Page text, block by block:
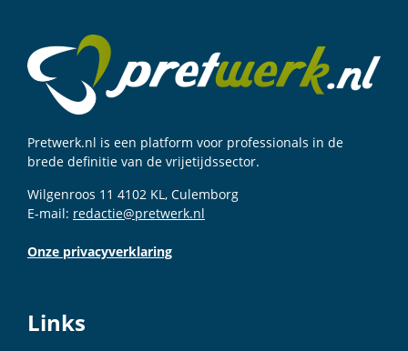
Pretwerk.nl is een platform voor professionals in de
brede definitie van de vrijetijdssector.
Wilgenroos 11 4102 KL, Culemborg
E-mail: redactie@pretwerk.nl
Onze privacyverklaring
Links